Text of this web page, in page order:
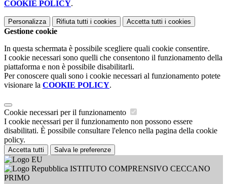
COOKIE POLICY.
Personalizza Rifiuta tutti i cookies Accetta tutti i cookies
Gestione cookie
In questa schermata è possibile scegliere quali cookie consentire.
I cookie necessari sono quelli che consentono il funzionamento della
piattaforma e non è possibile disabilitarli.
Per conoscere quali sono i cookie necessari al funzionamento potete
visionare la COOKIE POLICY.
Cookie necessari per il funzionamento
I cookie necessari per il funzionamento non possono essere
disabilitati. È possibile consultare l'elenco nella pagina della cookie
policy.
Accetta tutti Salva le preferenze
ISTITUTO COMPRENSIVO CECCANO
PRIMO